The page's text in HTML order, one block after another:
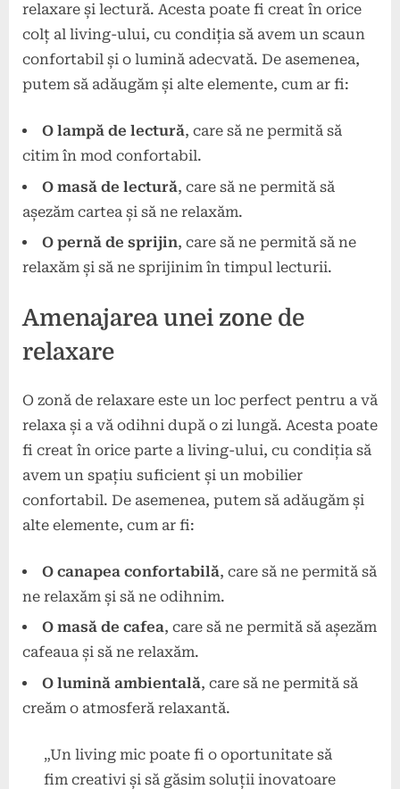
relaxare și lectură. Acesta poate fi creat în orice
colț al living-ului, cu condiția să avem un scaun
confortabil și o lumină adecvată. De asemenea,
putem să adăugăm și alte elemente, cum ar fi:
O lampă de lectură, care să ne permită să
citim în mod confortabil.
O masă de lectură, care să ne permită să
așezăm cartea și să ne relaxăm.
O pernă de sprijin, care să ne permită să ne
relaxăm și să ne sprijinim în timpul lecturii.
Amenajarea unei zone de
relaxare
O zonă de relaxare este un loc perfect pentru a vă
relaxa și a vă odihni după o zi lungă. Acesta poate
fi creat în orice parte a living-ului, cu condiția să
avem un spațiu suficient și un mobilier
confortabil. De asemenea, putem să adăugăm și
alte elemente, cum ar fi:
O canapea confortabilă, care să ne permită să
ne relaxăm și să ne odihnim.
O masă de cafea, care să ne permită să așezăm
cafeaua și să ne relaxăm.
O lumină ambientală, care să ne permită să
creăm o atmosferă relaxantă.
„Un living mic poate fi o oportunitate să
fim creativi și să găsim soluții inovatoare